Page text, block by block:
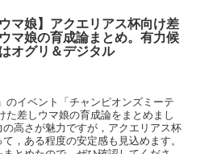
ウマ娘】アクエリアス杯向け差
マ娘の育成論まとめ。有力候
オグリ＆デジタル
のイベント「チャンピオンズミーテ
た差しウマ娘の育成論をまとめまし
高さが魅力ですが，アクエリアス杯
，ある程度の安定感も見込めます。